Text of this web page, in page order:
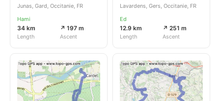
Junas, Gard, Occitanie, FR
Hami
34 km
Length
↗ 197 m
Ascent
Lavardens, Gers, Occitanie, FR
Ed
12.9 km
Length
↗ 251 m
Ascent